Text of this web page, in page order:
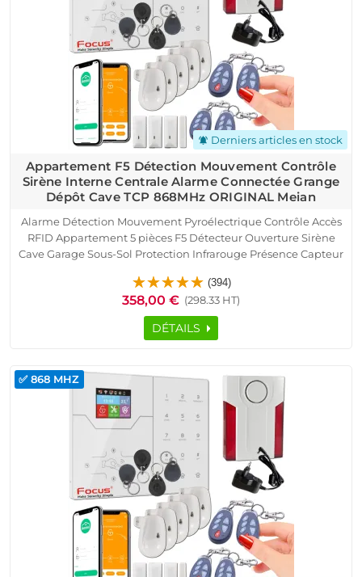
notifications_active Derniers articles en stock
Appartement F5 Détection Mouvement Contrôle
Sirène Interne Centrale Alarme Connectée Grange
Dépôt Cave TCP 868MHz ORIGINAL Meian
Alarme Détection Mouvement Pyroélectrique Contrôle Accès
RFID Appartement 5 pièces F5 Détecteur Ouverture Sirène
Cave Garage Sous-Sol Protection Infrarouge Présence Capteur
Réseau GSM Logement Connecté
(394)
358,00 € (298.33 HT)
DÉTAILS
✅ 868 MHZ